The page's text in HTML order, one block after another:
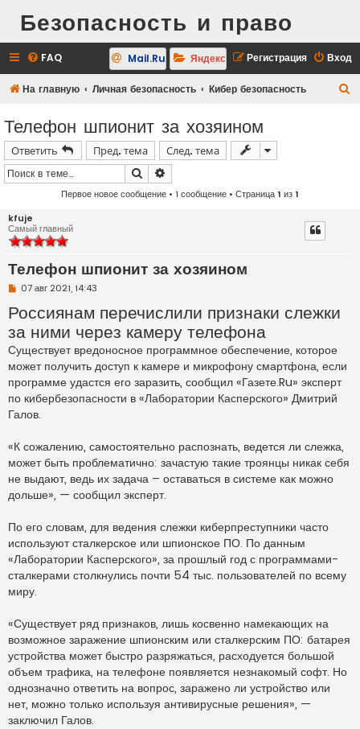
Безопасность и право
FAQ Вход
Регистрация
Mail.Ru Яндекс
На главную Личная безопасность Кибер безопасность
Телефон шпионит за хозяином
Ответить Пред. тема
След. тема
Поиск
Первое новое сообщение • 1 сообщение • Страница1 из1
kfuje
Самый главный
Телефон шпионит за хозяином
Н
п
р
о
ч
и
т
а
н
о
е
о
б
щ
е
н
и
07 авг 2021, 14:43
Россиянам перечислили признаки слежки
за ними через камеру телефона
Существует вредоносное программное обеспечение, которое
может получить доступ к камере и микрофону смартфона, если
программе удастся его заразить, сообщил «Газете.Ru» эксперт
по кибербезопасности в «Лаборатории Касперского» Дмитрий
Галов.
«К сожалению, самостоятельно распознать, ведется ли слежка,
может быть проблематично: зачастую такие троянцы никак себя
не выдают, ведь их задача – оставаться в системе как можно
дольше», — сообщил эксперт.
По его словам, для ведения слежки киберпреступники часто
используют сталкерское или шпионское ПО. По данным
«Лаборатории Касперского», за прошлый год с программами-
сталкерами столкнулись почти 54 тыс. пользователей по всему
миру.
«Существует ряд признаков, лишь косвенно намекающих на
возможное заражение шпионским или сталкерским ПО: батарея
устройства может быстро разряжаться, расходуется большой
объем трафика, на телефоне появляется незнакомый софт. Но
однозначно ответить на вопрос, заражено ли устройство или
нет, можно только используя антивирусные решения», —
заключил Галов.